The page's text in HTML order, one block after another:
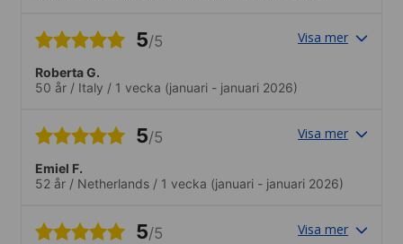
5/5 Visa mer
Roberta G.
50 år / Italy / 1 vecka (januari - januari 2026)
5/5 Visa mer
Emiel F.
52 år / Netherlands / 1 vecka (januari - januari 2026)
5/5 Visa mer